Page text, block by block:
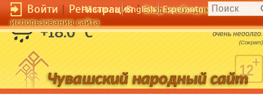
Войти|Регистрация|Вход необходим для
использования сайта
Чӑвашла English Esperanto
+18.0 °C
Красота - это королева, которая правит
очень недолго.
(Сократ)